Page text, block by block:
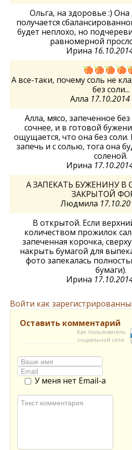
Ольга, на здоровье :)
получается
будет неплохо, но
равномерной
Ирина
А все-таки, почему соль не
без соли...
Алла
Алла, мясо, запеченное без
сочнее, и в готовой
ощущается, что она без
запечь и с солью, тога она
соленой.
Ирина
А ЗАПЕКАТЬ БУЖЕНИНУ
ЗАКРЫТОЙ
Людмила
В открытой. Если
количеством прожилок
запеченная корочка,
накрыть бумагой для
фото запекалась
бумаги).
Ирина
Войти как
Оставить комментарий
Как пользователь
социальной сети
У меня нет Email-а